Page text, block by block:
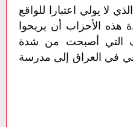
لا يولي اعتبارا للواقع
هذه الأحزاب أن يريحوا
التي أصبحت من شدة
في العراق إلى مدرسة